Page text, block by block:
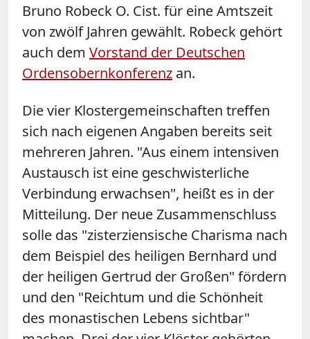
Bruno Robeck O. Cist. für eine Amtszeit
von zwölf Jahren gewählt. Robeck gehört
auch dem Vorstand der Deutschen
Ordensobernkonferenz an.
Die vier Klostergemeinschaften treffen
sich nach eigenen Angaben bereits seit
mehreren Jahren. "Aus einem intensiven
Austausch ist eine geschwisterliche
Verbindung erwachsen", heißt es in der
Mitteilung. Der neue Zusammenschluss
solle das "zisterziensische Charisma nach
dem Beispiel des heiligen Bernhard und
der heiligen Gertrud der Großen" fördern
und den "Reichtum und die Schönheit
des monastischen Lebens sichtbar"